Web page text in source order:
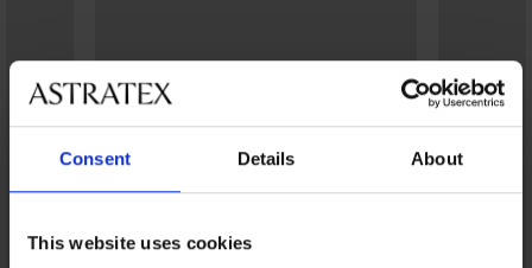
Consent Details About
This website uses cookies